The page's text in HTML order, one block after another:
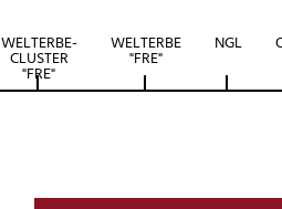
WELTERBE-
CLUSTER
"FRE"
WELTERBE
"FRE"
NGL